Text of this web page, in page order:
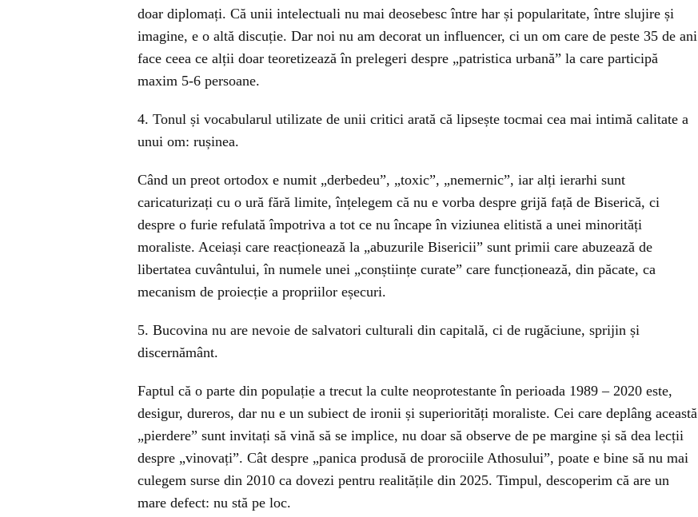
doar diplomați. Că unii intelectuali nu mai deosebesc între har și popularitate, între slujire și
imagine, e o altă discuție. Dar noi nu am decorat un influencer, ci un om care de peste 35 de ani
face ceea ce alții doar teoretizează în prelegeri despre „patristica urbană” la care participă
maxim 5-6 persoane.
4. Tonul și vocabularul utilizate de unii critici arată că lipsește tocmai cea mai intimă calitate a
unui om: rușinea.
Când un preot ortodox e numit „derbedeu”, „toxic”, „nemernic”, iar alți ierarhi sunt
caricaturizați cu o ură fără limite, înțelegem că nu e vorba despre grijă față de Biserică, ci
despre o furie refulată împotriva a tot ce nu încape în viziunea elitistă a unei minorități
moraliste. Aceiași care reacționează la „abuzurile Bisericii” sunt primii care abuzează de
libertatea cuvântului, în numele unei „conștiințe curate” care funcționează, din păcate, ca
mecanism de proiecție a propriilor eșecuri.
5. Bucovina nu are nevoie de salvatori culturali din capitală, ci de rugăciune, sprijin și
discernământ.
Faptul că o parte din populație a trecut la culte neoprotestante în perioada 1989 – 2020 este,
desigur, dureros, dar nu e un subiect de ironii și superiorități moraliste. Cei care deplâng această
„pierdere” sunt invitați să vină să se implice, nu doar să observe de pe margine și să dea lecții
despre „vinovați”. Cât despre „panica produsă de prorociile Athosului”, poate e bine să nu mai
culegem surse din 2010 ca dovezi pentru realitățile din 2025. Timpul, descoperim că are un
mare defect: nu stă pe loc.